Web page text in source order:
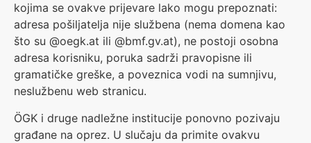
kojima se ovakve prijevare lako mogu prepoznati:
adresa pošiljatelja nije službena (nema domena kao
što su @oegk.at ili @bmf.gv.at), ne postoji osobna
adresa korisniku, poruka sadrži pravopisne ili
gramatičke greške, a poveznica vodi na sumnjivu,
neslužbenu web stranicu.
ÖGK i druge nadležne institucije ponovno pozivaju
građane na oprez. U slučaju da primite ovakvu